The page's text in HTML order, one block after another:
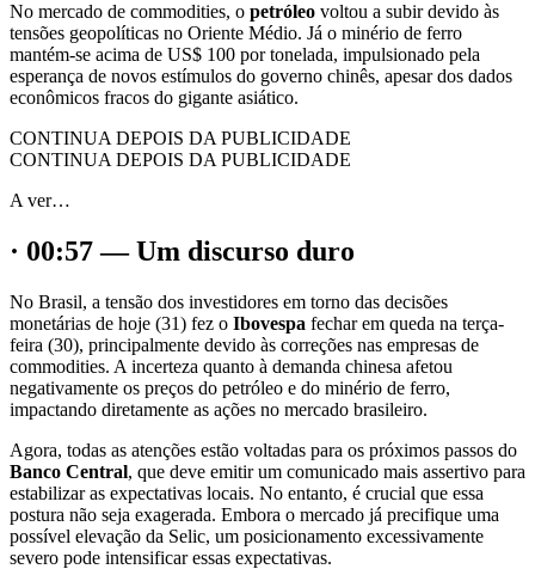
No mercado de commodities, o petróleo voltou a subir devido às
tensões geopolíticas no Oriente Médio. Já o minério de ferro
mantém-se acima de US$ 100 por tonelada, impulsionado pela
esperança de novos estímulos do governo chinês, apesar dos dados
econômicos fracos do gigante asiático.
CONTINUA DEPOIS DA PUBLICIDADE
CONTINUA DEPOIS DA PUBLICIDADE
A ver…
· 00:57 — Um discurso duro
No Brasil, a tensão dos investidores em torno das decisões
monetárias de hoje (31) fez o Ibovespa fechar em queda na terça-
feira (30), principalmente devido às correções nas empresas de
commodities. A incerteza quanto à demanda chinesa afetou
negativamente os preços do petróleo e do minério de ferro,
impactando diretamente as ações no mercado brasileiro.
Agora, todas as atenções estão voltadas para os próximos passos do
Banco Central, que deve emitir um comunicado mais assertivo para
estabilizar as expectativas locais. No entanto, é crucial que essa
postura não seja exagerada. Embora o mercado já precifique uma
possível elevação da Selic, um posicionamento excessivamente
severo pode intensificar essas expectativas.